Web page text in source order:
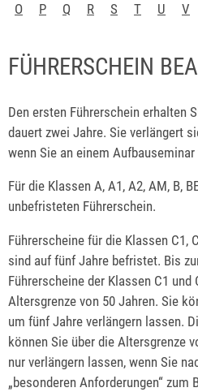
O
P Q R S T U V
FÜHRERSCHEIN
Den ersten Führerschein erhalten
dauert zwei Jahre. Sie verlängert
wenn Sie an einem
Für die Klassen A, A1, A2, AM, B,
unbefristeten Führerschein.
Führerscheine für die Klassen C1,
sind auf fünf Jahre befristet. Bis
Führerscheine der Klassen C1 und
Altersgrenze von 50 Jahren. Sie
um fünf Jahre verlängern lassen.
können Sie über die Altersgrenze
nur verlängern lassen, wenn Sie
„besonderen Anforderungen“ zum